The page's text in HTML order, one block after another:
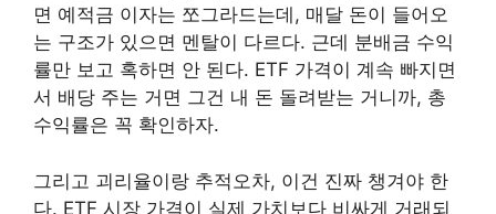
면 예적금 이자는 쪼그라드는데, 매달 돈이 들어오
는 구조가 있으면 멘탈이 다르다. 근데 분배금 수익
률만 보고 혹하면 안 된다. ETF 가격이 계속 빠지면
서 배당 주는 거면 그건 내 돈 돌려받는 거니까, 총
수익률은 꼭 확인하자.
그리고 괴리율이랑 추적오차, 이건 진짜 챙겨야 한
다. ETF 시장 가격이 실제 가치보다 비싸게 거래되